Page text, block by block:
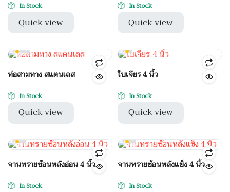
In Stock
Quick view
In Stock
Quick view
ท่อสามทาง สแตนเลส
In Stock
Quick view
ใบเจียร 4 นิ้ว
In Stock
Quick view
จานทรายซ้อนหลังอ่อน 4 นิ้ว
In Stock
จานทรายซ้อนหลังแข็ง 4 นิ้ว
In Stock